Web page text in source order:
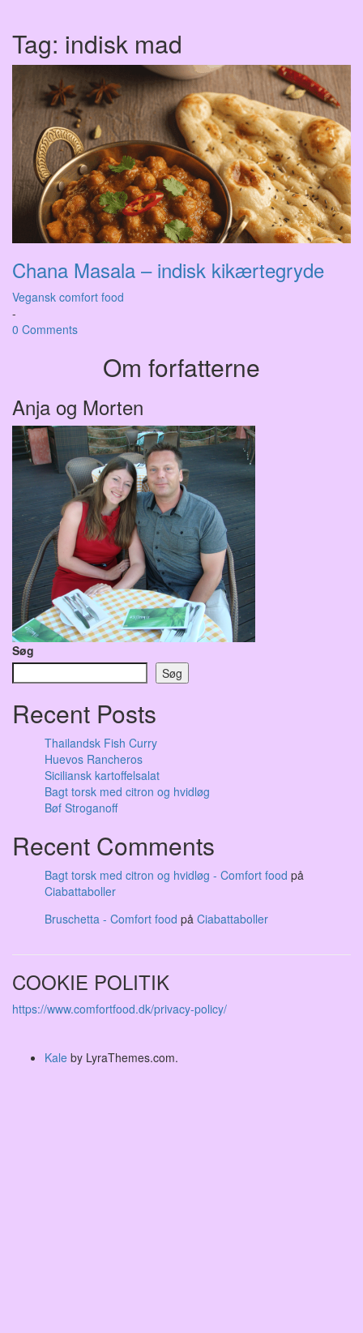
Tag: indisk mad
Chana Masala – indisk kikærtegryde
Vegansk comfort food
-
0 Comments
Om forfatterne
Anja og Morten
Søg
Søg
Recent Posts
Thailandsk Fish Curry
Huevos Rancheros
Siciliansk kartoffelsalat
Bagt torsk med citron og hvidløg
Bøf Stroganoff
Recent Comments
Bagt torsk med citron og hvidløg - Comfort food på
Ciabattaboller
Bruschetta - Comfort food på Ciabattaboller
COOKIE POLITIK
https://www.comfortfood.dk/privacy-policy/
Kale by LyraThemes.com.